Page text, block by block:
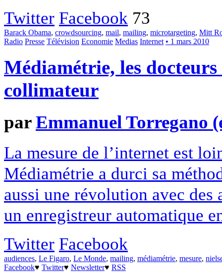
Twitter Facebook 73
Barack Obama, crowdsourcing, mail, mailing, microtargeting, Mitt
Radio Presse Télévision Economie Medias Internet • 1 mars 2010
Médiamétrie, les docteurs
collimateur
parEmmanuel Torregano
La mesure de l’internet est
Médiamétrie a durci sa
aussi une révolution avec des
un enregistreur automatique
Twitter Facebook
audiences, Le Figaro, Le Monde, mailing, médiamétrie, mesure,
Facebook♥ Twitter♥ Newsletter♥ RSS